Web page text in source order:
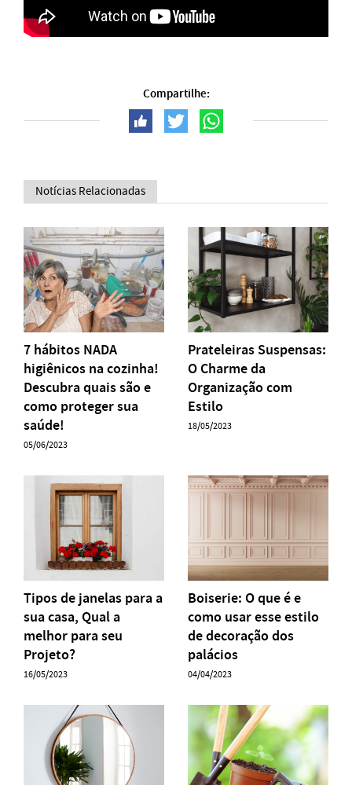
Compartilhe:
Notícias Relacionadas
7 hábitos NADA
higiênicos na cozinha!
Descubra quais são e
como proteger sua
saúde!
05/06/2023
Prateleiras Suspensas:
O Charme da
Organização com
Estilo
18/05/2023
Tipos de janelas para a
sua casa, Qual a
melhor para seu
Projeto?
16/05/2023
Boiserie: O que é e
como usar esse estilo
de decoração dos
palácios
04/04/2023